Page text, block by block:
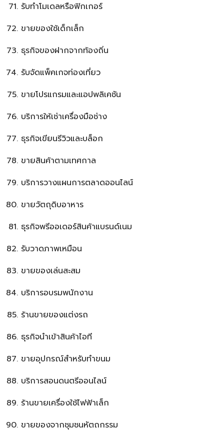
รับทำโมเดลหรือฟิกเกอร์
ขายของใช้เด็กเล็ก
ธุรกิจของฝากจากท้องถิ่น
รับจัดแพ็คเกจท่องเที่ยว
ขายโปรแกรมและแอปพลิเคชัน
บริการให้เช่าเครื่องมือช่าง
ธุรกิจเขียนรีวิวและบล็อก
ขายสินค้าตามเทศกาล
บริการวางแผนการตลาดออนไลน์
ขายวัตถุดิบอาหาร
ธุรกิจพรีออเดอร์สินค้าแบรนด์เนม
รับวาดภาพเหมือน
ขายของเล่นสะสม
บริการอบรมพนักงาน
ร้านขายของแต่งรถ
ธุรกิจนำเข้าสินค้าไอที
ขายอุปกรณ์สำหรับทำขนม
บริการสอนดนตรีออนไลน์
ร้านขายเครื่องใช้ไฟฟ้าเล็ก
ขายของจากชุมชนหัตถกรรม